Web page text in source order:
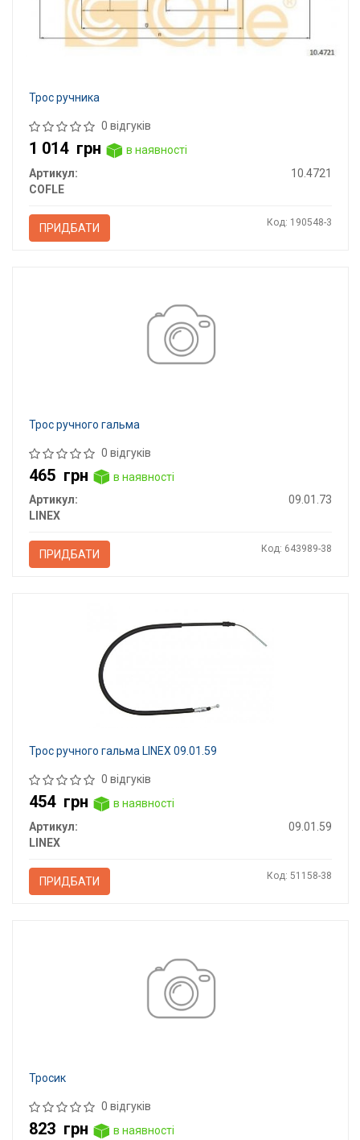
Трос ручника
0 відгуків
1 014 грн
в наявності
Артикул:
10.4721
COFLE
ПРИДБАТИ Код: 190548-3
Трос ручного гальма
0 відгуків
465 грн
в наявності
Артикул:
09.01.73
LINEX
ПРИДБАТИ Код: 643989-38
Трос ручного гальма LINEX 09.01.59
0 відгуків
454 грн
в наявності
Артикул:
09.01.59
LINEX
ПРИДБАТИ Код: 51158-38
Тросик
0 відгуків
823 грн
в наявності